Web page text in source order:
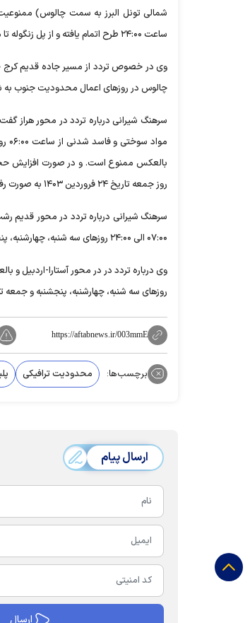
ساعت ۲۴:۰۰ طرح اتمام یافته و از پل زنگوله تا مرزن‌آباد مسیر دوطرفه می‌شود.
وی در خصوص تردد از مسیر جاده قدیم کرج
چالوس در روزهای اعمال محدودیت جنوب به شمال را دارند از ساعت ۰۸:۰۰ از
سرهنگ شیرانی درباره تردد در محور هراز
روز جمعه تاریخ ۲۴ فروردین ۱۴۰۳ به صورت رفت و برگشت از محدوده پلور تا پلیس راه لاریجان و بالعکس انجام خواهد شد.
سرهنگ شیرانی درباره تردد در محور قدیم
۰۷:۰۰ الی ۲۴:۰۰ روزهای سه شنبه، چهارشنبه، پنجشنبه و جمعه تاریخ‌های ۲۱،۲۲،۲۳، و ۲۴ فرودین ماه در محور فوق ممنوع است.
روزهای سه شنبه، چهارشنبه، پنجشنبه و جمعه تاریخ‌های ۲۱،۲۲،۲۳ و ۲۴ در
https://aftabnews.ir/003mmE
برچسب‌ها: محدودیت‌ ترافیکی
ارسال پیام